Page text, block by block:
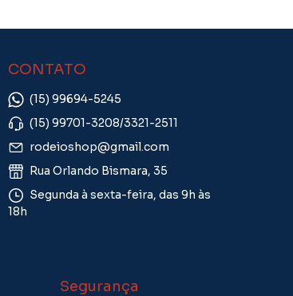
CONTATO
(15) 99694-5245
(15) 99701-3208/3321-2511
rodeioshop@gmail.com
Rua Orlando Bismara, 35
Segunda à sexta-feira, das 9h às
18h
Segurança